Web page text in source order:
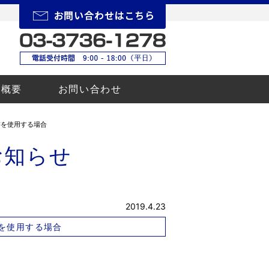
要 お問い合わせ
使用する場合
らせ
2019.4.23
使用する場合